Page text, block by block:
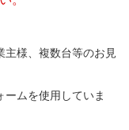
主様、複数台等のお見
ムを使用していま